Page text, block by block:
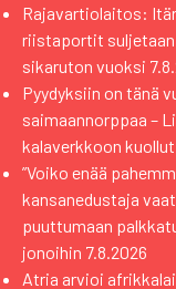
Rajavartiolaitos:
riistaportit
sikaruton vuoksi
Pyydyksiin on tänä
saimaannorppaa –
kalaverkkoon
”Voiko enää
kansanedustaja
puuttumaan
jonoihin 7.8.2026
Atria arvioi